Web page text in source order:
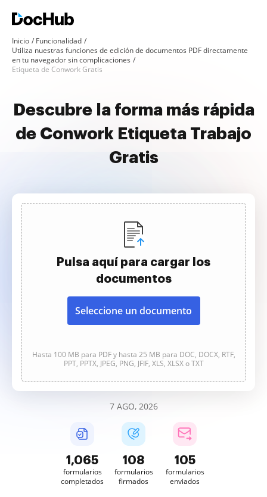
Inicio
Funcionalidad
Utiliza nuestras funciones de edición de documentos PDF directamente
en tu navegador sin complicaciones
Etiqueta de Conwork Gratis
Descubre la forma más rápida
de Conwork Etiqueta Trabajo
Gratis
Pulsa aquí para cargar los
documentos
Seleccione un documento
Hasta 100 MB para PDF y hasta 25 MB para DOC, DOCX, RTF,
PPT, PPTX, JPEG, PNG, JFIF, XLS, XLSX o TXT
7 AGO, 2026
1,065
formularios
completados
108
formularios
firmados
105
formularios
enviados